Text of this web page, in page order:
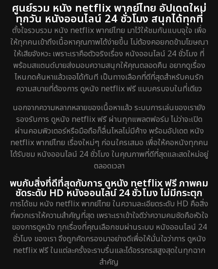
ศูนย์รวม หนัง netflix พากย์ไทย อัปเดตใหม่
ทุกวัน หนังออนไลน์ 24 ชั่วโมง สนุกได้ทุกที่
ตั้งใจรวบรวม หนัง netflix พากย์ไทย มาไว้ให้ชมกันแบบจุใจ เพื่อ
ให้ทุกคนเข้าถึงเนื้อหาคุณภาพได้ง่ายขึ้น ไม่ต้องคอยกดข้ามโฆษณา
ให้เสียจังหวะ เพราะเราคือตัวจริงเรื่อง หนังออนไลน์ 24 ชั่วโมง ที่
พร้อมสแตนด์บายส่งมอบความสนุกให้คุณตลอดคืน อยากดูเรื่อง
ไหนกดค้นหาแล้วเจอได้ทันที เป็นทางเลือกที่ดีที่สุดสำหรับคนรัก
ความสบายที่ต้องการ ดูหนัง netflix ฟรี แบบครบจบในที่เดียว
นอกจากความหลากหลายของเนื้อหาแล้ว ระบบการเล่นของเรายัง
รองรับการ ดูหนัง netflix ฟรี ผ่านทุกแพลตฟอร์ม ไม่ว่าจะเปิด
ผ่านคอมพิวเตอร์หรือมือถือก็ลื่นไหลไม่มีค้าง พร้อมอัปเดต หนัง
netflix พากย์ไทย เรื่องใหม่ๆ ก่อนใครเสมอ เพื่อให้คอหนังทุกคน
ได้รับชม หนังออนไลน์ 24 ชั่วโมง ในคุณภาพที่ดีที่สุดและสดใหม่อยู่
ตลอดเวลา
พบกับสิ่งที่ดีที่สุดกับการ ดูหนัง netflix ฟรี ภาพคม
ชัดระดับ HD หนังออนไลน์ 24 ชั่วโมง ไม่มีกระตุก
การได้ชม หนัง netflix พากย์ไทย ในความละเอียดระดับ HD คือสิ่ง
ที่พวกเราให้ความสำคัญที่สุด เพราะเราเข้าใจดีว่าความคมชัดคือหัวใจ
ของการดูหนัง ทุกเรื่องที่คุณเลือกชมผ่านระบบ หนังออนไลน์ 24
ชั่วโมง ของเรา จึงถูกคัดกรองมาอย่างดีเพื่อให้มั่นใจว่าการ ดูหนัง
netflix ฟรี ในแต่ละครั้งจะราบรื่นและได้อรรถรสสูงสุดในทุกฉาก
สำคัญ